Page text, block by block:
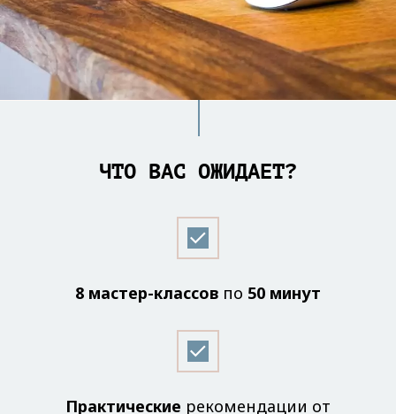
ЧТО ВАС ОЖИДАЕТ?
8 мастер-классов по 50 минут
Практические рекомендации от